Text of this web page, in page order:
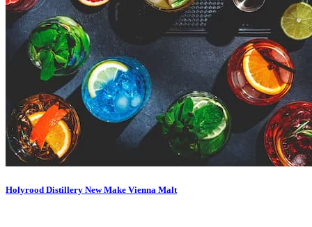
Holyrood Distillery New Make Vienna Malt